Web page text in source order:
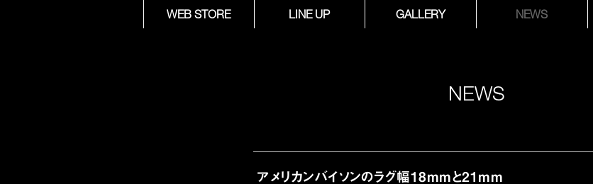
WEB STORE LINE UP GALLERY NEWS
NEWS
アメリカンバイソンのラグ幅18mmと21mm